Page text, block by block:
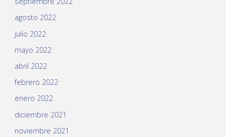
agosto 2022
julio 2022
mayo 2022
abril 2022
febrero 2022
enero 2022
diciembre 2021
noviembre 2021